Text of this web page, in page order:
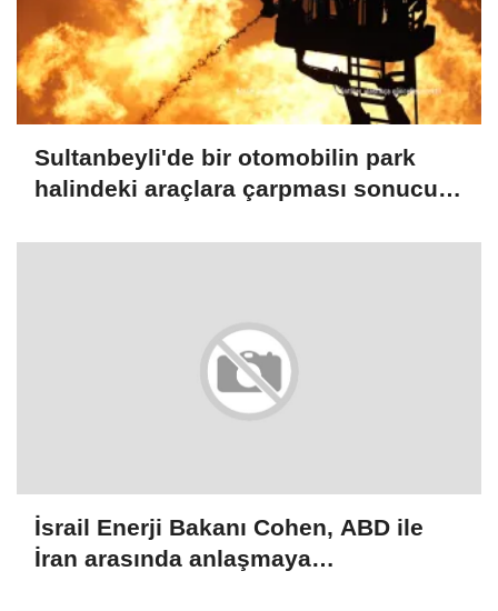
Sultanbeyli'de bir otomobilin park
halindeki araçlara çarpması sonucu
İsrail Enerji Bakanı Cohen, ABD ile
İran arasında anlaşmaya